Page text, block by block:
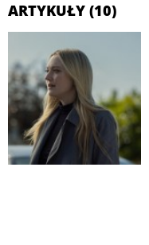
ARTYKUŁY (10)